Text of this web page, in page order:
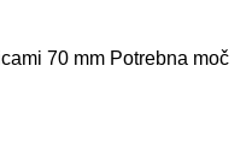
70 mm Potrebna moč